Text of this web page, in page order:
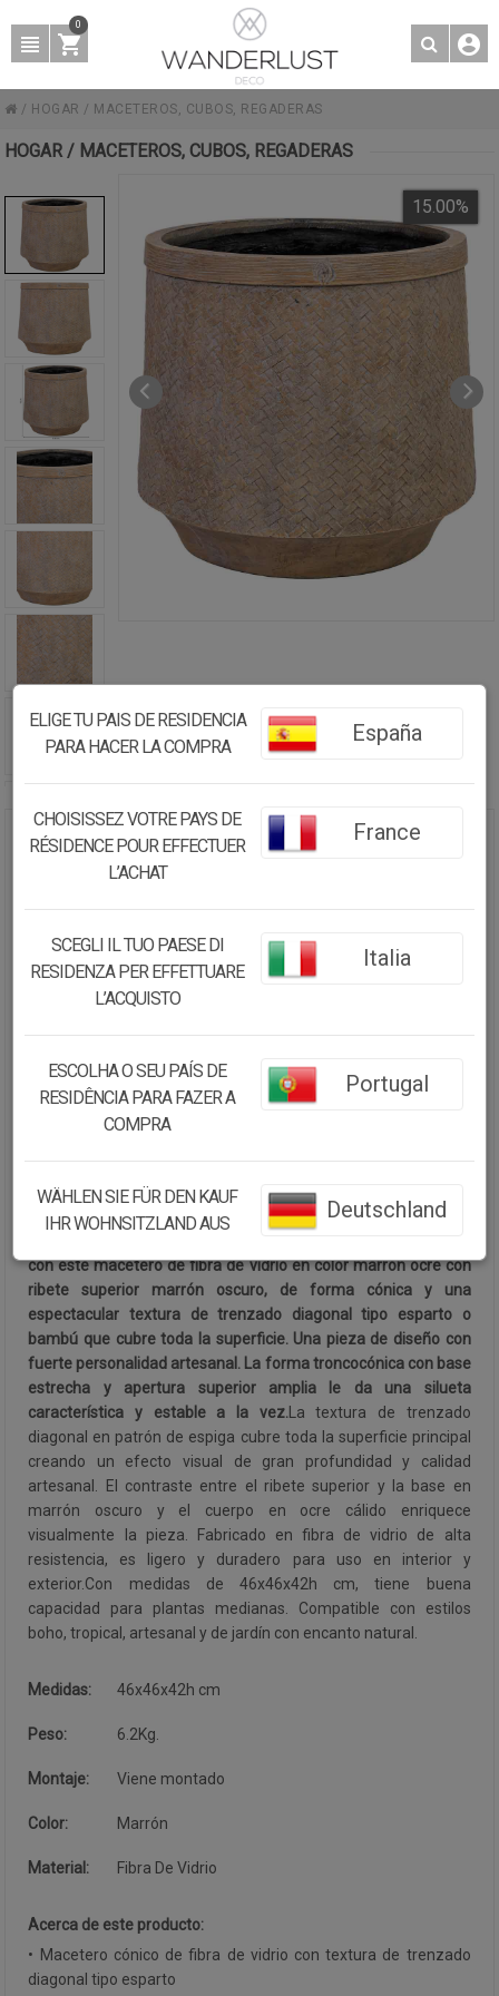
0
/ HOGAR / MACETEROS, CUBOS, REGADERAS
HOGAR / MACETEROS, CUBOS, REGADERAS
MACETERO DE FIBRA DE VIDRIO
MARRÓN 46X46X42CM
15.00%
71.35€
Disponibilidad: Disponible
con este macetero de fibra de vidrio en color marrón ocre con
ribete superior marrón oscuro, de forma cónica y una
espectacular textura de trenzado diagonal tipo esparto o
bambú que cubre toda la superficie. Una pieza de diseño con
fuerte personalidad artesanal. La forma troncocónica con base
estrecha y apertura superior amplia le da una silueta
característica y estable a la vez. La textura de trenzado
diagonal en patrón de espiga cubre toda la superficie principal
creando un efecto visual de gran profundidad y calidad
artesanal. El contraste entre el ribete superior y la base en
marrón oscuro y el cuerpo en ocre cálido enriquece
visualmente la pieza. Fabricado en fibra de vidrio de alta
resistencia, es ligero y duradero para uso en interior y
exterior.Con medidas de 46x46x42h cm, tiene buena
capacidad para plantas medianas. Compatible con estilos
boho, tropical, artesanal y de jardín con encanto natural.
Medidas: 46x46x42h cm
Peso: 6.2Kg.
Montaje: Viene montado
Color: Marrón
Material: Fibra De Vidrio
Acerca de este producto:
• Macetero cónico de fibra de vidrio con textura de trenzado
diagonal tipo esparto
ELIGE TU PAIS DE RESIDENCIA
PARA HACER LA COMPRA
España
CHOISISSEZ VOTRE PAYS DE
RÉSIDENCE POUR EFFECTUER
L’ACHAT
France
SCEGLI IL TUO PAESE DI
RESIDENZA PER EFFETTUARE
L’ACQUISTO
Italia
ESCOLHA O SEU PAÍS DE
RESIDÊNCIA PARA FAZER A
COMPRA
Portugal
WÄHLEN SIE FÜR DEN KAUF
IHR WOHNSITZLAND AUS
Deutschland